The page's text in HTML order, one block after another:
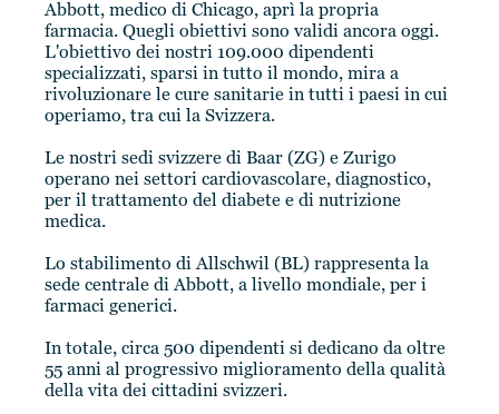
Abbott, medico di Chicago, aprì la propria
farmacia. Quegli obiettivi sono validi ancora oggi.
L'obiettivo dei nostri 109.000 dipendenti
specializzati, sparsi in tutto il mondo, mira a
rivoluzionare le cure sanitarie in tutti i paesi in cui
operiamo, tra cui la Svizzera.
Le nostri sedi svizzere di Baar (ZG) e Zurigo
operano nei settori cardiovascolare, diagnostico,
per il trattamento del diabete e di nutrizione
medica.
Lo stabilimento di Allschwil (BL) rappresenta la
sede centrale di Abbott, a livello mondiale, per i
farmaci generici.
In totale, circa 500 dipendenti si dedicano da oltre
55 anni al progressivo miglioramento della qualità
della vita dei cittadini svizzeri.